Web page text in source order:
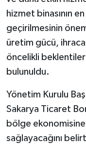
hizmet binasının
geçirilmesinin
üretim gücü,
öncelikli
bulunuldu.
Yönetim Kurulu
Sakarya Ticaret
bölge ekonomisine
sağlayacağını